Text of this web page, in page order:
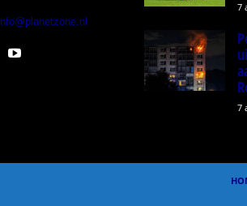
Info@planetzone.nl
7
7